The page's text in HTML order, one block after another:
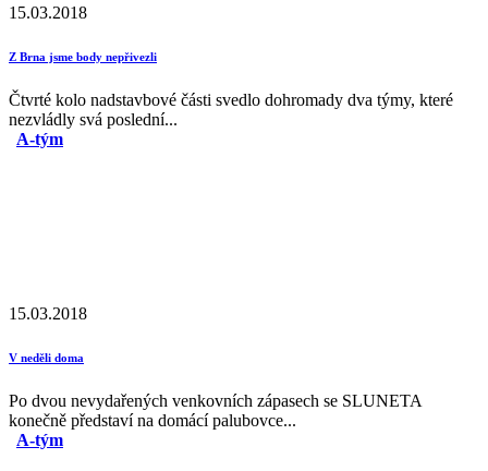
15.03.2018
Z Brna jsme body nepřivezli
Čtvrté kolo nadstavbové části svedlo dohromady dva týmy, které
nezvládly svá poslední...
A-tým
15.03.2018
V neděli doma
Po dvou nevydařených venkovních zápasech se SLUNETA
konečně představí na domácí palubovce...
A-tým